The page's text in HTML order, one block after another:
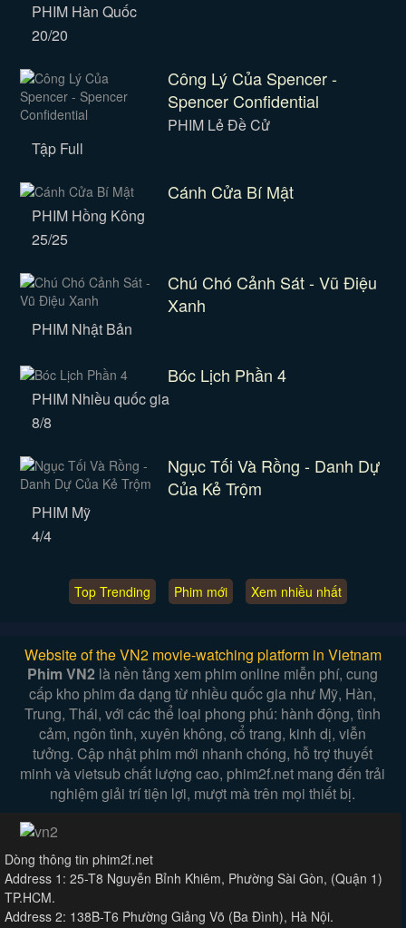
PHIM Hàn Quốc
20/20
Công Lý Của Spencer -
Spencer Confidential
PHIM Lẻ Đề Cử
Tập Full
Cánh Cửa Bí Mật
PHIM Hồng Kông
25/25
Chú Chó Cảnh Sát - Vũ Điệu
Xanh
PHIM Nhật Bản
Bóc Lịch Phần 4
PHIM Nhiều quốc gia
8/8
Ngục Tối Và Rồng - Danh Dự
Của Kẻ Trộm
PHIM Mỹ
4/4
Top Trending Phim mới Xem nhiều nhất
Website of the VN2 movie-watching platform in Vietnam
Phim VN2 là nền tảng xem phim online miễn phí, cung
cấp kho phim đa dạng từ nhiều quốc gia như Mỹ, Hàn,
Trung, Thái, với các thể loại phong phú: hành động, tình
cảm, ngôn tình, xuyên không, cổ trang, kinh dị, viễn
tưởng. Cập nhật phim mới nhanh chóng, hỗ trợ thuyết
minh và vietsub chất lượng cao, phim2f.net mang đến trải
nghiệm giải trí tiện lợi, mượt mà trên mọi thiết bị.
Dòng thông tin phim2f.net
Address 1: 25-T8 Nguyễn Bỉnh Khiêm, Phường Sài Gòn, (Quận 1)
TP.HCM.
Address 2: 138B-T6 Phường Giảng Võ (Ba Đình), Hà Nội.